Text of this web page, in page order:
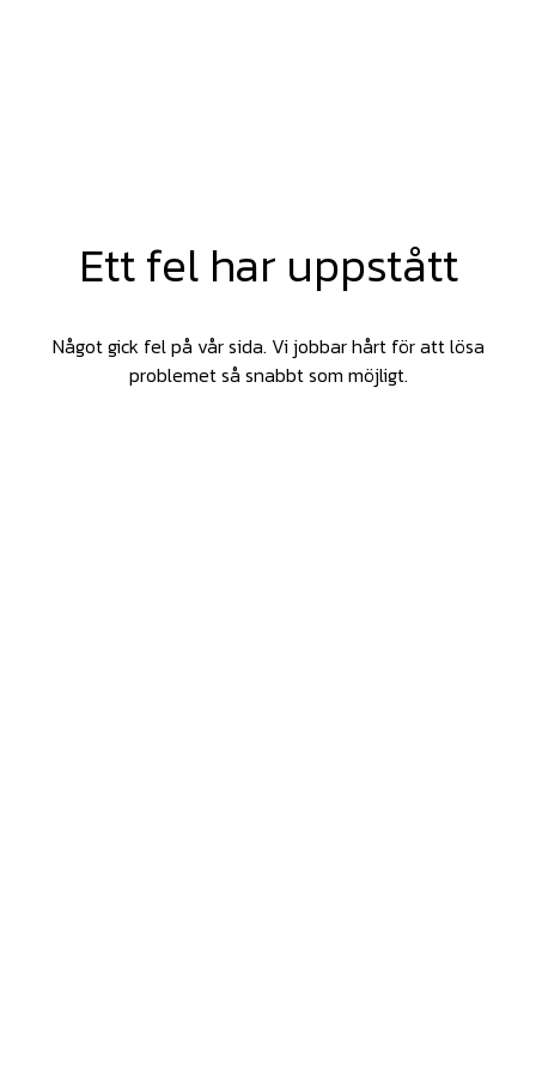
Ett fel har uppstått
Något gick fel på vår sida. Vi jobbar hårt för att lösa
problemet så snabbt som möjligt.